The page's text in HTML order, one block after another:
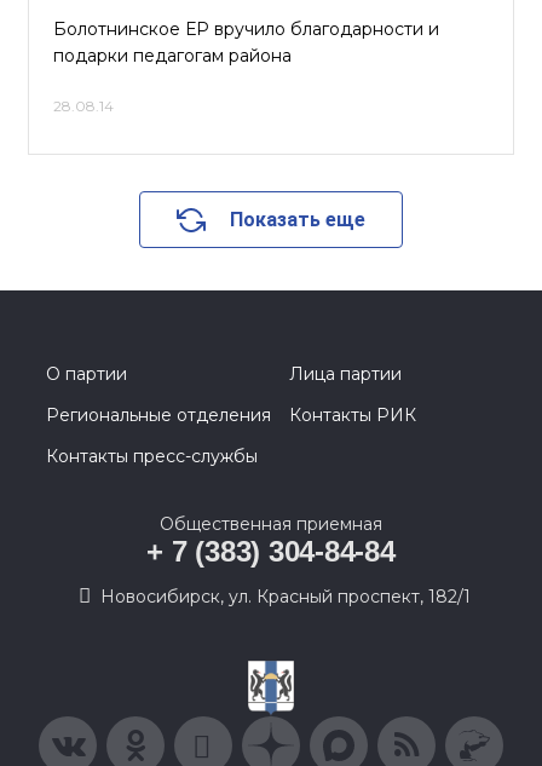
Болотнинское ЕР вручило благодарности и
подарки педагогам района
28.08.14
Показать еще
О партии
Лица партии
Региональные отделения
Контакты РИК
Контакты пресс-службы
Общественная приемная
+ 7 (383) 304-84-84
Новосибирск, ул. Красный проспект, 182/1